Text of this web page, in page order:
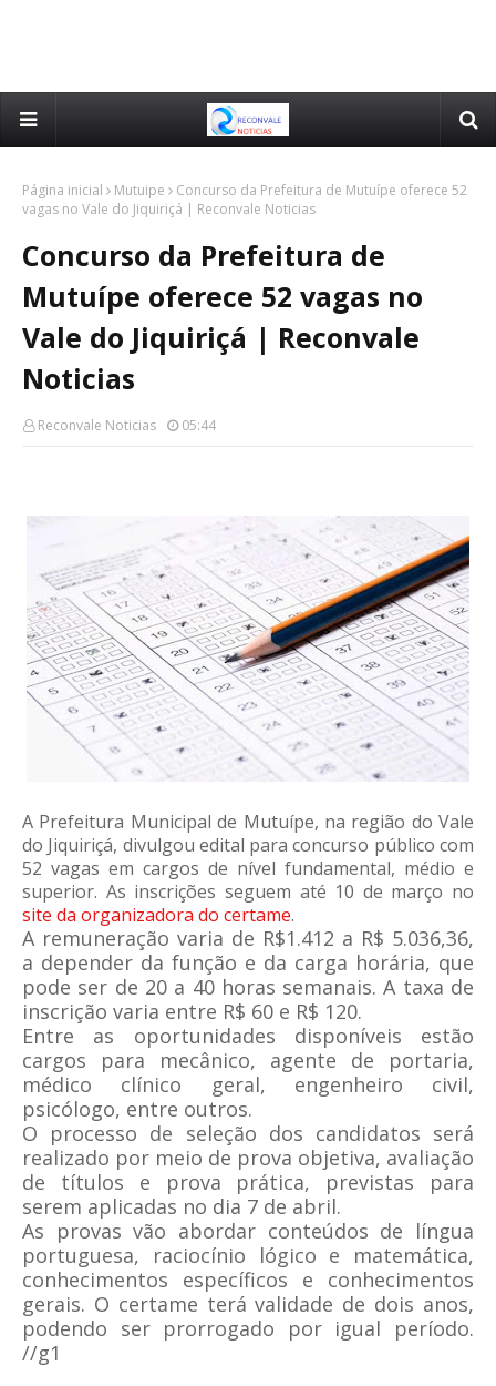
Página inicial Mutuipe
Concurso da Prefeitura de Mutuípe oferece 52
vagas no Vale do Jiquiriçá | Reconvale Noticias
Concurso da Prefeitura de
Mutuípe oferece 52 vagas no
Vale do Jiquiriçá | Reconvale
Noticias
Reconvale Noticias 05:44
A Prefeitura Municipal de Mutuípe, na região do Vale
do Jiquiriçá, divulgou edital para concurso público com
52 vagas em cargos de nível fundamental, médio e
superior. As inscrições seguem até 10 de março no
site da organizadora do certame.
A remuneração varia de R$1.412 a R$ 5.036,36,
a depender da função e da carga horária, que
pode ser de 20 a 40 horas semanais. A taxa de
inscrição varia entre R$ 60 e R$ 120.
Entre as oportunidades disponíveis estão
cargos para mecânico, agente de portaria,
médico clínico geral, engenheiro civil,
psicólogo, entre outros.
O processo de seleção dos candidatos será
realizado por meio de prova objetiva, avaliação
de títulos e prova prática, previstas para
serem aplicadas no dia 7 de abril.
As provas vão abordar conteúdos de língua
portuguesa, raciocínio lógico e matemática,
conhecimentos específicos e conhecimentos
gerais. O certame terá validade de dois anos,
podendo ser prorrogado por igual período.
//g1